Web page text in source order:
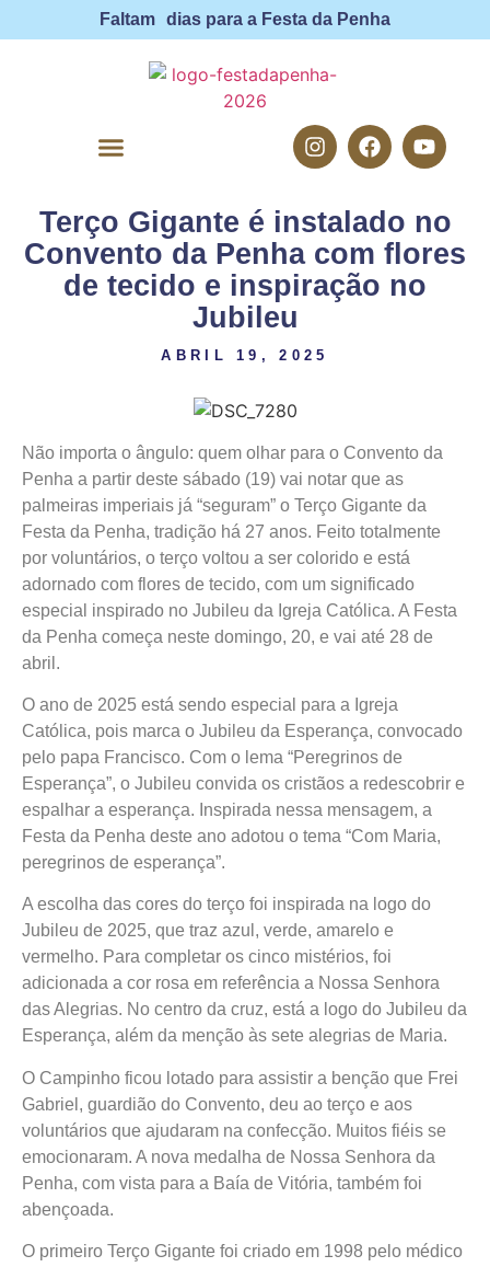
Faltam dias para a Festa da Penha
Terço Gigante é instalado no
Convento da Penha com flores
de tecido e inspiração no
Jubileu
ABRIL 19, 2025
Não importa o ângulo: quem olhar para o Convento da
Penha a partir deste sábado (19) vai notar que as
palmeiras imperiais já “seguram” o Terço Gigante da
Festa da Penha, tradição há 27 anos. Feito totalmente
por voluntários, o terço voltou a ser colorido e está
adornado com flores de tecido, com um significado
especial inspirado no Jubileu da Igreja Católica. A Festa
da Penha começa neste domingo, 20, e vai até 28 de
abril.
O ano de 2025 está sendo especial para a Igreja
Católica, pois marca o Jubileu da Esperança, convocado
pelo papa Francisco. Com o lema “Peregrinos de
Esperança”, o Jubileu convida os cristãos a redescobrir e
espalhar a esperança. Inspirada nessa mensagem, a
Festa da Penha deste ano adotou o tema “Com Maria,
peregrinos de esperança”.
A escolha das cores do terço foi inspirada na logo do
Jubileu de 2025, que traz azul, verde, amarelo e
vermelho. Para completar os cinco mistérios, foi
adicionada a cor rosa em referência a Nossa Senhora
das Alegrias. No centro da cruz, está a logo do Jubileu da
Esperança, além da menção às sete alegrias de Maria.
O Campinho ficou lotado para assistir a benção que Frei
Gabriel, guardião do Convento, deu ao terço e aos
voluntários que ajudaram na confecção. Muitos fiéis se
emocionaram. A nova medalha de Nossa Senhora da
Penha, com vista para a Baía de Vitória, também foi
abençoada.
O primeiro Terço Gigante foi criado em 1998 pelo médico